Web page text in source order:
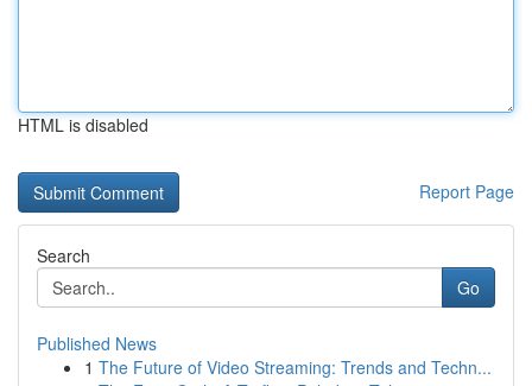
HTML is disabled
Report Page
Search
Go
Published News
1 The Future of Video Streaming: Trends and Techn...